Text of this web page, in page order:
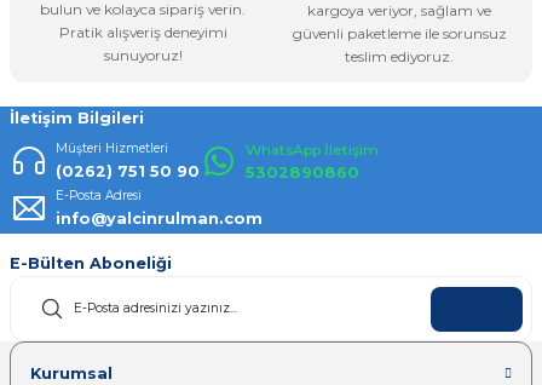
Gönder
bulun ve kolayca sipariş verin.
Pratik alışveriş deneyimi
sunuyoruz!
kargoya veriyor, sağlam ve
güvenli paketleme ile sorunsuz
teslim ediyoruz.
İletişim Bilgileri
Müşteri Hizmetleri
(0262) 751 50 90
WhatsApp İletişim
5302890860
E-Posta Adresi
info@yalcinrulman.com
E-Bülten Aboneliği
Kurumsal